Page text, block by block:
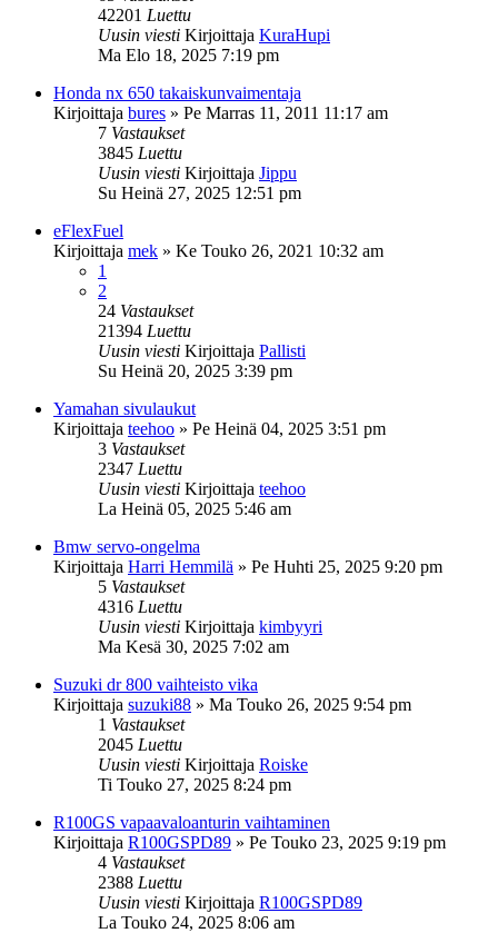
42201 Luettu
Uusin viesti Kirjoittaja KuraHupi
Ma Elo 18, 2025 7:19 pm
Honda nx 650 takaiskunvaimentaja
Kirjoittaja bures » Pe Marras 11, 2011 11:17 am
7 Vastaukset
3845 Luettu
Uusin viesti Kirjoittaja Jippu
Su Heinä 27, 2025 12:51 pm
eFlexFuel
Kirjoittaja mek » Ke Touko 26, 2021 10:32 am
1
2
24 Vastaukset
21394 Luettu
Uusin viesti Kirjoittaja Pallisti
Su Heinä 20, 2025 3:39 pm
Yamahan sivulaukut
Kirjoittaja teehoo » Pe Heinä 04, 2025 3:51 pm
3 Vastaukset
2347 Luettu
Uusin viesti Kirjoittaja teehoo
La Heinä 05, 2025 5:46 am
Bmw servo-ongelma
Kirjoittaja Harri Hemmilä » Pe Huhti 25, 2025 9:20 pm
5 Vastaukset
4316 Luettu
Uusin viesti Kirjoittaja kimbyyri
Ma Kesä 30, 2025 7:02 am
Suzuki dr 800 vaihteisto vika
Kirjoittaja suzuki88 » Ma Touko 26, 2025 9:54 pm
1 Vastaukset
2045 Luettu
Uusin viesti Kirjoittaja Roiske
Ti Touko 27, 2025 8:24 pm
R100GS vapaavaloanturin vaihtaminen
Kirjoittaja R100GSPD89 » Pe Touko 23, 2025 9:19 pm
4 Vastaukset
2388 Luettu
Uusin viesti Kirjoittaja R100GSPD89
La Touko 24, 2025 8:06 am